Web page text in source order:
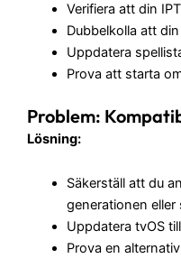
Verifiera att din
Dubbelkolla att
Uppdatera
Prova att starta
Problem:
Lösning:
Säkerställ att du
generationen eller
Uppdatera tvOS
Prova en